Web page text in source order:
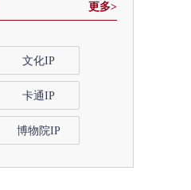
更多>
文化IP
卡通IP
博物院IP